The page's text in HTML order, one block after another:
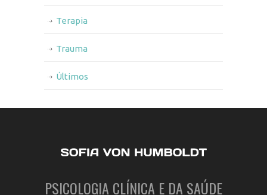
Terapia
Trauma
Últimos
PSICOLOGIA CLÍNICA E DA SAÚDE